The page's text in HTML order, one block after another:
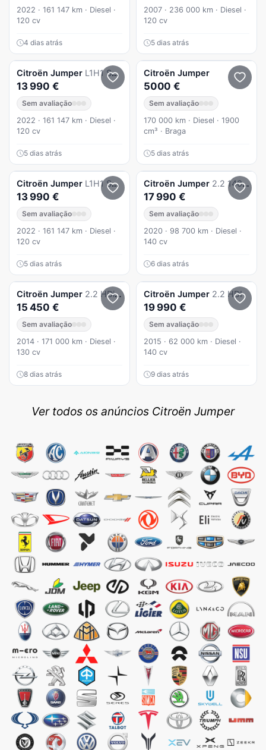
2022 · 161 147 km · Diesel ·
120 cv
4 dias atrás
2007 · 236 000 km · Diesel ·
120 cv
5 dias atrás
Citroën Jumper L1H1 S&S Live
13 990 €
Sem avaliação
2022 · 161 147 km · Diesel ·
120 cv
5 dias atrás
Citroën Jumper
5000 €
Sem avaliação
170 000 km · Diesel · 1900
cm³ · Braga
5 dias atrás
Citroën Jumper L1H1 S&S Live
13 990 €
Sem avaliação
2022 · 161 147 km · Diesel ·
120 cv
5 dias atrás
Citroën Jumper 2.2 140 L2H2
17 990 €
Sem avaliação
2020 · 98 700 km · Diesel ·
140 cv
6 dias atrás
Citroën Jumper 2.2 HDi 35 L4 CD
15 450 €
Sem avaliação
2014 · 171 000 km · Diesel ·
130 cv
8 dias atrás
Citroën Jumper 2.2 HDI
19 990 €
Sem avaliação
2015 · 62 000 km · Diesel ·
140 cv
9 dias atrás
Ver todos os anúncios Citroën Jumper